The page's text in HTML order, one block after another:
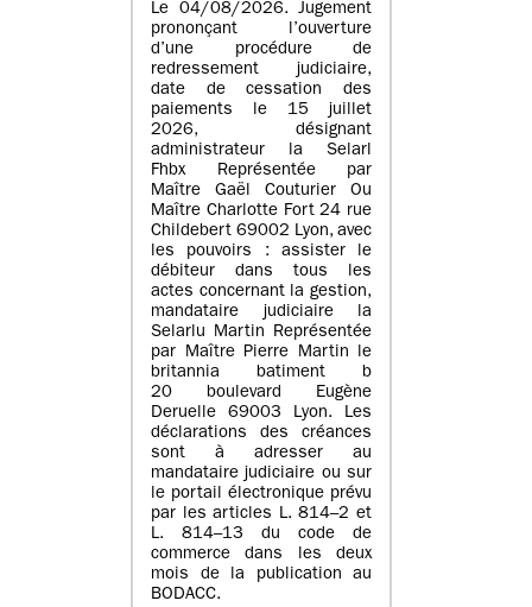
Le 04/08/2026. Jugement
prononçant l’ouverture
d’une procédure de
redressement judiciaire,
date de cessation des
paiements le 15 juillet
2026, désignant
administrateur la Selarl
Fhbx Représentée par
Maître Gaël Couturier Ou
Maître Charlotte Fort 24 rue
Childebert 69002 Lyon, avec
les pouvoirs : assister le
débiteur dans tous les
actes concernant la gestion,
mandataire judiciaire la
Selarlu Martin Représentée
par Maître Pierre Martin le
britannia batiment b
20 boulevard Eugène
Deruelle 69003 Lyon. Les
déclarations des créances
sont à adresser au
mandataire judiciaire ou sur
le portail électronique prévu
par les articles L. 814–2 et
L. 814–13 du code de
commerce dans les deux
mois de la publication au
BODACC.